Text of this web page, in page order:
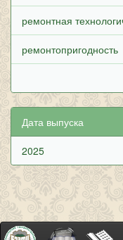
ремонтная
ремонтопригодность
Дата выпуска
2025